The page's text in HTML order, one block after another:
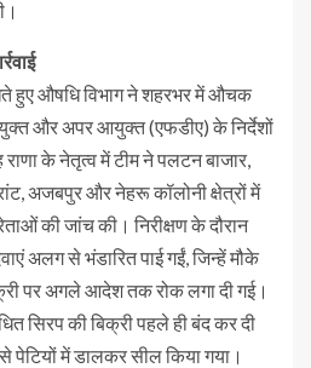
हुए औषधि विभाग ने शहरभर में औचक
और अपर आयुक्त (एफडीए) के निर्देशों
राणा के नेतृत्व में टीम ने पलटन बाजार,
अजबपुर और नेहरू कॉलोनी क्षेत्रों में
की जांच की। निरीक्षण के दौरान
अलग से भंडारित पाई गईं, जिन्हें मौके
पर अगले आदेश तक रोक लगा दी गई।
सिरप की बिक्री पहले ही बंद कर दी
पेटियों में डालकर सील किया गया।